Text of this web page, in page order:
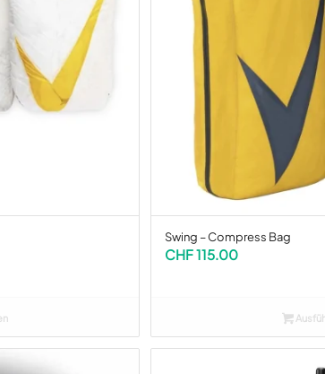
Swing – Compress Bag
CHF115.00